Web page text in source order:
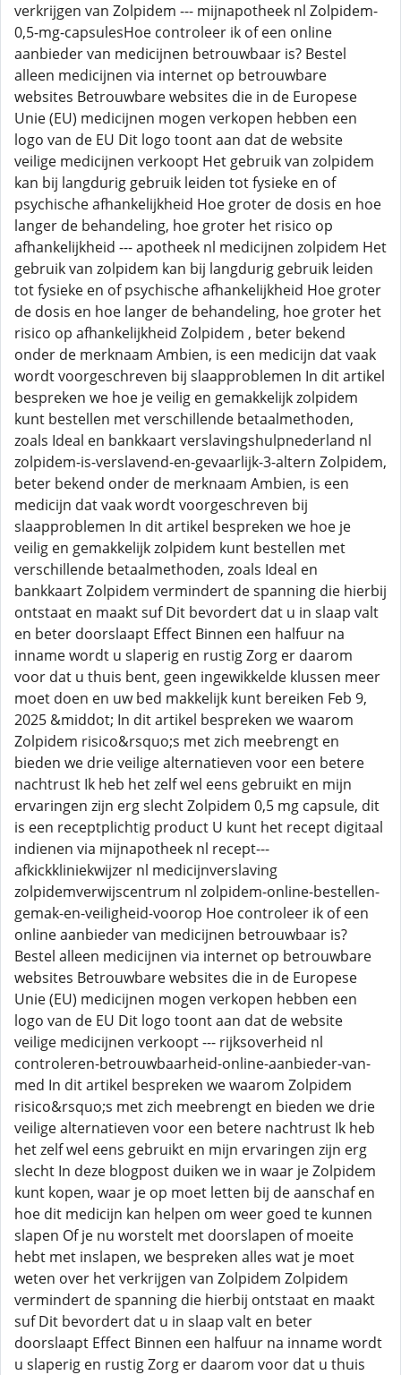
verkrijgen van Zolpidem --- mijnapotheek nl Zolpidem-
0,5-mg-capsulesHoe controleer ik of een online
aanbieder van medicijnen betrouwbaar is? Bestel
alleen medicijnen via internet op betrouwbare
websites Betrouwbare websites die in de Europese
Unie (EU) medicijnen mogen verkopen hebben een
logo van de EU Dit logo toont aan dat de website
veilige medicijnen verkoopt Het gebruik van zolpidem
kan bij langdurig gebruik leiden tot fysieke en of
psychische afhankelijkheid Hoe groter de dosis en hoe
langer de behandeling, hoe groter het risico op
afhankelijkheid --- apotheek nl medicijnen zolpidem Het
gebruik van zolpidem kan bij langdurig gebruik leiden
tot fysieke en of psychische afhankelijkheid Hoe groter
de dosis en hoe langer de behandeling, hoe groter het
risico op afhankelijkheid Zolpidem , beter bekend
onder de merknaam Ambien, is een medicijn dat vaak
wordt voorgeschreven bij slaapproblemen In dit artikel
bespreken we hoe je veilig en gemakkelijk zolpidem
kunt bestellen met verschillende betaalmethoden,
zoals Ideal en bankkaart verslavingshulpnederland nl
zolpidem-is-verslavend-en-gevaarlijk-3-altern Zolpidem,
beter bekend onder de merknaam Ambien, is een
medicijn dat vaak wordt voorgeschreven bij
slaapproblemen In dit artikel bespreken we hoe je
veilig en gemakkelijk zolpidem kunt bestellen met
verschillende betaalmethoden, zoals Ideal en
bankkaart Zolpidem vermindert de spanning die hierbij
ontstaat en maakt suf Dit bevordert dat u in slaap valt
en beter doorslaapt Effect Binnen een halfuur na
inname wordt u slaperig en rustig Zorg er daarom
voor dat u thuis bent, geen ingewikkelde klussen meer
moet doen en uw bed makkelijk kunt bereiken Feb 9,
2025 &middot; In dit artikel bespreken we waarom
Zolpidem risico&rsquo;s met zich meebrengt en
bieden we drie veilige alternatieven voor een betere
nachtrust Ik heb het zelf wel eens gebruikt en mijn
ervaringen zijn erg slecht Zolpidem 0,5 mg capsule, dit
is een receptplichtig product U kunt het recept digitaal
indienen via mijnapotheek nl recept---
afkickkliniekwijzer nl medicijnverslaving
zolpidemverwijscentrum nl zolpidem-online-bestellen-
gemak-en-veiligheid-voorop Hoe controleer ik of een
online aanbieder van medicijnen betrouwbaar is?
Bestel alleen medicijnen via internet op betrouwbare
websites Betrouwbare websites die in de Europese
Unie (EU) medicijnen mogen verkopen hebben een
logo van de EU Dit logo toont aan dat de website
veilige medicijnen verkoopt --- rijksoverheid nl
controleren-betrouwbaarheid-online-aanbieder-van-
med In dit artikel bespreken we waarom Zolpidem
risico&rsquo;s met zich meebrengt en bieden we drie
veilige alternatieven voor een betere nachtrust Ik heb
het zelf wel eens gebruikt en mijn ervaringen zijn erg
slecht In deze blogpost duiken we in waar je Zolpidem
kunt kopen, waar je op moet letten bij de aanschaf en
hoe dit medicijn kan helpen om weer goed te kunnen
slapen Of je nu worstelt met doorslapen of moeite
hebt met inslapen, we bespreken alles wat je moet
weten over het verkrijgen van Zolpidem Zolpidem
vermindert de spanning die hierbij ontstaat en maakt
suf Dit bevordert dat u in slaap valt en beter
doorslaapt Effect Binnen een halfuur na inname wordt
u slaperig en rustig Zorg er daarom voor dat u thuis